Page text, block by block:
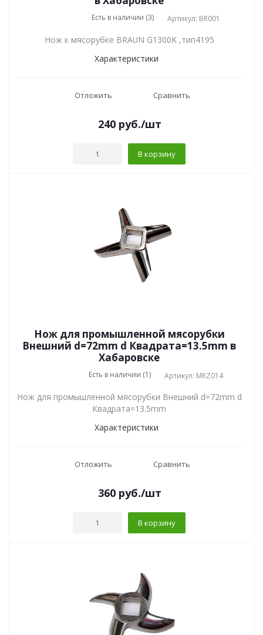
Есть в наличии (3) Артикул: BR001
Нож к мясорубке BRAUN G1300K ,тип4195
Характеристики
Отложить Сравнить
240руб./шт
В корзину
Нож для промышленной мясорубки
Внешний d=72mm d Квадрата=13.5mm в
Хабаровске
Есть в наличии (1) Артикул: MRZ014
Нож для промышленной мясорубки Внешний d=72mm d
Квадрата=13.5mm
Характеристики
Отложить Сравнить
360руб./шт
В корзину